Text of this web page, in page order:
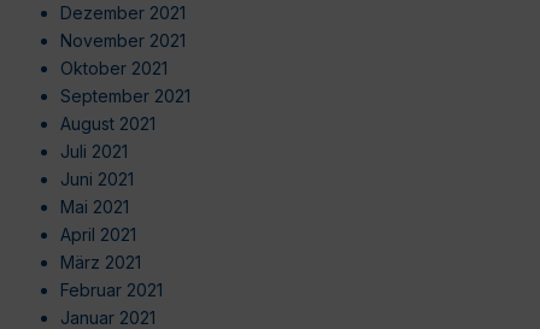
Dezember 2021
November 2021
Oktober 2021
September 2021
August 2021
Juli 2021
Juni 2021
Mai 2021
April 2021
März 2021
Februar 2021
Januar 2021